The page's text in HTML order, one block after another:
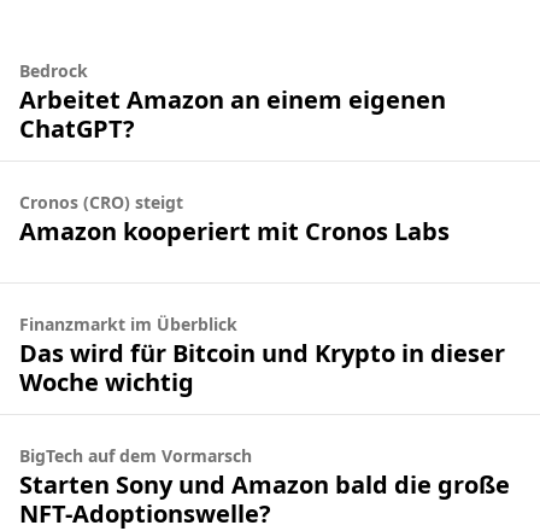
Bedrock
Arbeitet Amazon an einem eigenen
ChatGPT?
Cronos (CRO) steigt
Amazon kooperiert mit Cronos Labs
Finanzmarkt im Überblick
Das wird für Bitcoin und Krypto in dieser
Woche wichtig
BigTech auf dem Vormarsch
Starten Sony und Amazon bald die große
NFT-Adoptionswelle?